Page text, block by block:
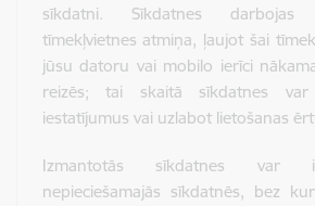
sīkdatni. Sīkdatnes
tīmekļvietnes atmiņa, ļaujot šai
jūsu datoru vai mobilo ierīci
reizēs; tai skaitā sīkdatnes var
iestatījumus vai uzlabot lietošanas
Izmantotās sīkdatnes var
nepieciešamajās sīkdatnēs, bez